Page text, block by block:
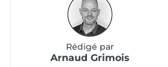
Rédigé par
Arnaud Grimois